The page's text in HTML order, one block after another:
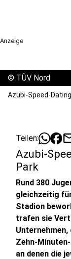
Anzeige
© TÜV Nord
Azubi-Speed-
Teilen:
Azubi-
Park
Rund 380
gleichzeitig
Stadion
trafen sie
Unternehmen,
Zehn-
an denen die